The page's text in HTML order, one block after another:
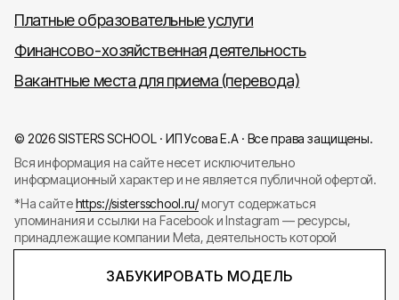
ЗАБУКИРОВАТЬ МОДЕЛЬ
Платные образовательные услуги
Финансово-хозяйственная деятельность
Вакантные места для приема (перевода)
© 2026 SISTERS SCHOOL · ИП Усова Е.А · Все права защищены.
Вся информация на сайте несет исключительно
информационный характер и не является публичной офертой.
*На сайтеhttps://sistersschool.ru/могут содержаться
упоминания и ссылки на Facebook и Instagram — ресурсы,
принадлежащие компании Meta, деятельность которой
запрещена в РФ.
Разработка сайта @kmahaev